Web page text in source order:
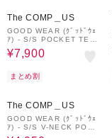
The COMP＿US
GOOD WEAR (ｸﾞｯﾄﾞｳｪ
ｱ) - S/S POCKET TEE
(ｼｮｰﾄｽﾘｰﾌﾞﾎﾟｹｯﾄﾃｨｰｼｬ
ﾂ)
¥7,900
まとめ割
The COMP＿US
GOOD WEAR (ｸﾞｯﾄﾞｳｪ
ｱ) - S/S V-NECK POC
KET TEE (ｼｮｰﾄｽﾘｰﾌﾞｳﾞ